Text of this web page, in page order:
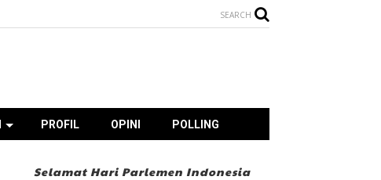
SEARCH
PROFIL OPINI POLLING
Selamat Hari Parlemen Indonesia